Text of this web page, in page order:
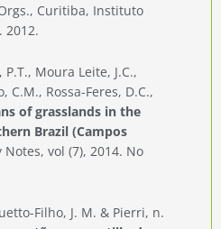
Curitiba, Instituto
2012.
Moura Leite, J.C.,
C.M., Rossa-Feres, D.C.,
of grasslands in the
Brazil (Campos
vol (7), 2014. No
Filho, J. M. & Pierri, n.